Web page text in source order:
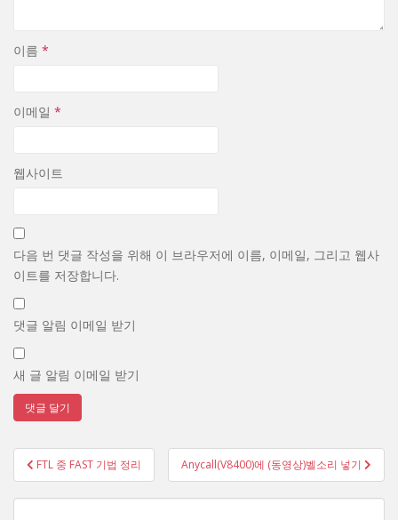
이름 *
이메일 *
웹사이트
다음 번 댓글 작성을 위해 이 브라우저에 이름, 이메일, 그리고 웹사
이트를 저장합니다.
댓글 알림 이메일 받기
새 글 알림 이메일 받기
글
탐
색
FTL 중 FAST 기법 정리 Anycall(V8400)에 (동영상)벨소리 넣기